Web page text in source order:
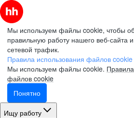
Мы используем файлы cookie, чтобы
правильную работу нашего веб-сайта
сетевой трафик.
Правила использования файлов cookie
Мы используем файлы cookie.
файлов cookie
Понятно
Ищу работу